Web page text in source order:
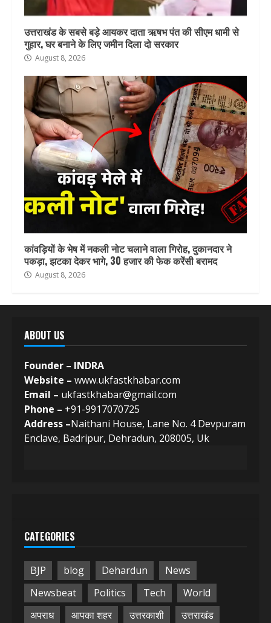
उत्तराखंड के सबसे बड़े आयकर दाता ऋषभ पंत की सीएम धामी से
गुहार, घर बनाने के लिए जमीन दिला दो सरकार
August 8, 2026
कांवड़ियों के भेष में नकली नोट चलाने वाला गिरोह, दुकानदार ने
पकड़ा, झटका देकर भागे, 30 हजार की फेक करेंसी बरामद
August 8, 2026
ABOUT US
Founder – INDRA
Website – www.ukfastkhabar.com
Email – ukfastkhabar@gmail.com
Phone – +91-9917070725
Address –Naithani House, Lane No. 4 Devpuram
Enclave, Badripur, Dehradun, 208005, Uk
CATEGORIES
BJP blog Dehardun
News
Newsbeat
Politics Tech
World
अपराध
आपका शहर उत्तरकाशी
उत्तराखंड